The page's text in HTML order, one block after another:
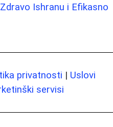
Ishranu i Efikasno
privatnosti | Uslovi
servisi